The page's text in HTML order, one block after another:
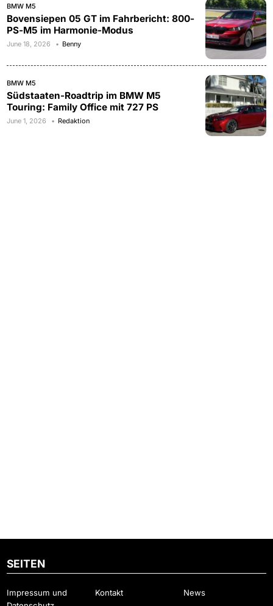
BMW M5
Bovensiepen 05 GT im Fahrbericht: 800-
PS-M5 im Harmonie-Modus
June 18, 2026 Benny
BMW M5
Südstaaten-Roadtrip im BMW M5
Touring: Family Office mit 727 PS
June 1, 2026 Redaktion
SEITEN
Impressum und
Kontakt News